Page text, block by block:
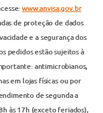
www.anvisa.gov.br
de proteção de dados
e a segurança dos
pedidos estão sujeitos à
antimicrobianos,
em lojas físicas ou por
de segunda a
às 17h (exceto feriados),